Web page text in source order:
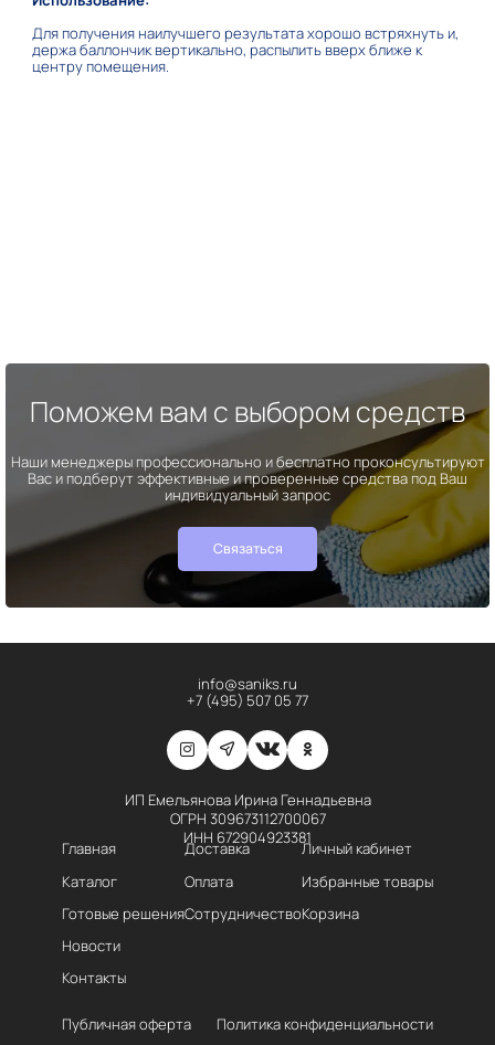
Для получения наилучшего результата хорошо встряхнуть и,
держа баллончик вертикально, распылить вверх ближе к
центру помещения.
Поможем вам с выбором средств
Наши менеджеры профессионально и бесплатно проконсультируют
Вас и подберут эффективные и проверенные средства под Ваш
индивидуальный запрос
Связаться
info@saniks.ru
+7 (495) 507 05 77
ИП Емельянова Ирина Геннадьевна
ОГРН 309673112700067
ИНН 672904923381
Главная
Каталог
Готовые решения
Новости
Контакты
Доставка
Оплата
Сотрудничество
Личный кабинет
Избранные товары
Корзина
Публичная оферта Политика конфиденциальности